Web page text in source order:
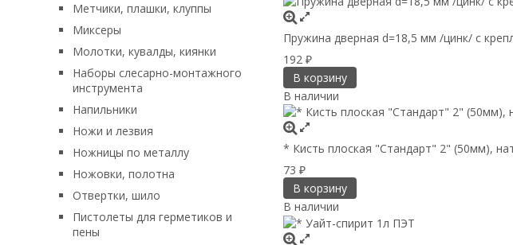
Пружина дверная d=18,5 мм /цинк/ с
192 ₽
В корзину
В наличии
* Кисть плоская "Стандарт" 2" (50мм),
73 ₽
В корзину
В наличии
Метчики, плашки, клуппы
Миксеры
Молотки, кувалды, киянки
Наборы слесарно-монтажного
инструмента
Напильники
Ножи и лезвия
Ножницы по металлу
Ножовки, полотна
Отвертки, шило
Пистолеты для герметиков и
пены